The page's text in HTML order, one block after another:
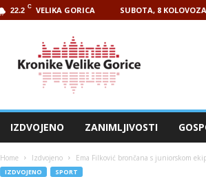
22.2 C VELIKA GORICA SUBOTA, 8
IZDVOJENO ZANIMLJIVOSTI
Home Izdvojeno Ema Filković brončana s juniorskom
IZDVOJENO SPORT